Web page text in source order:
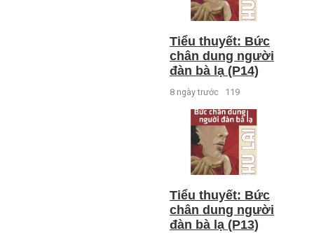
Tiểu thuyết: Bức
chân dung người
đàn bà lạ (P14)
8 ngày trước 119
Tiểu thuyết: Bức
chân dung người
đàn bà lạ (P13)